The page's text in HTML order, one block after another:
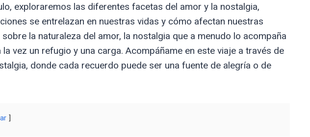
exploraremos las diferentes facetas del amor y la nostalgia,
se entrelazan en nuestras vidas y cómo afectan nuestras
la naturaleza del amor, la nostalgia que a menudo lo acompaña
vez un refugio y una carga. Acompáñame en este viaje a través de
donde cada recuerdo puede ser una fuente de alegría o de